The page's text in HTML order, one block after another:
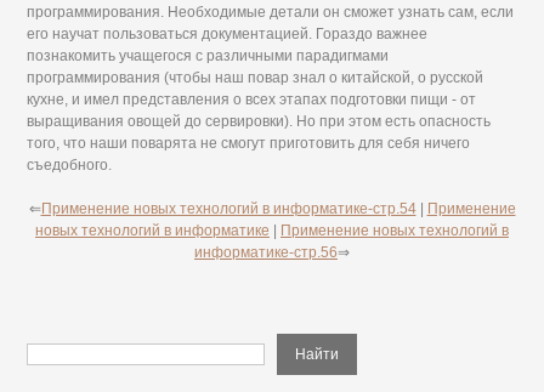
программирования. Необходимые детали он сможет узнать сам, если
его научат пользоваться документацией. Гораздо важнее
познакомить учащегося с различными парадигмами
программирования (чтобы наш повар знал о китайской, о русской
кухне, и имел представления о всех этапах подготовки пищи - от
выращивания овощей до сервировки). Но при этом есть опасность
того, что наши поварята не смогут приготовить для себя ничего
съедобного.
⇐Применение новых технологий в информатике-стр.54|
Применение
новых технологий в информатике
Применение новых технологий в
информатике-стр.56⇒